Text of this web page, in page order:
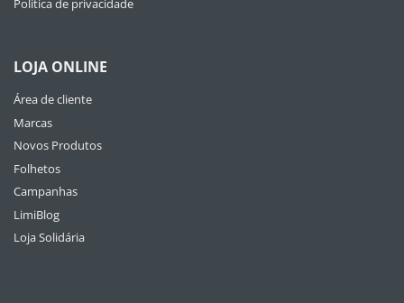
Política de privacidade
LOJA ONLINE
Área de cliente
Marcas
Novos Produtos
Folhetos
Campanhas
LimiBlog
Loja Solidária